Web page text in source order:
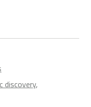
discovery,